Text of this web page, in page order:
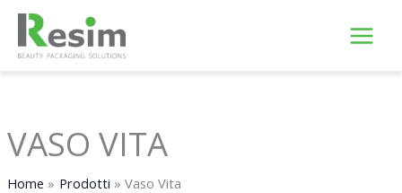
contenuto
VASO VITA
Home Prodotti Vaso Vita